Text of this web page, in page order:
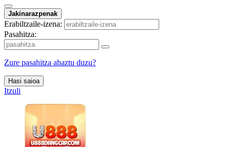
Jakinarazpenak
Erabiltzaile-izena:
Pasahitza:
Zure pasahitza ahaztu duzu?
Hasi saioa
Itzuli